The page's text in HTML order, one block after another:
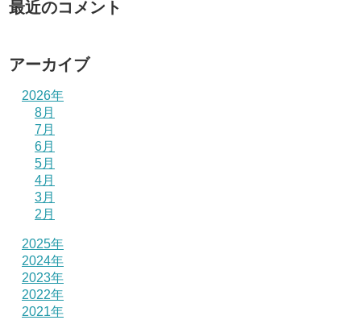
最近のコメント
アーカイブ
2026年
8月
7月
6月
5月
4月
3月
2月
2025年
2024年
2023年
2022年
2021年